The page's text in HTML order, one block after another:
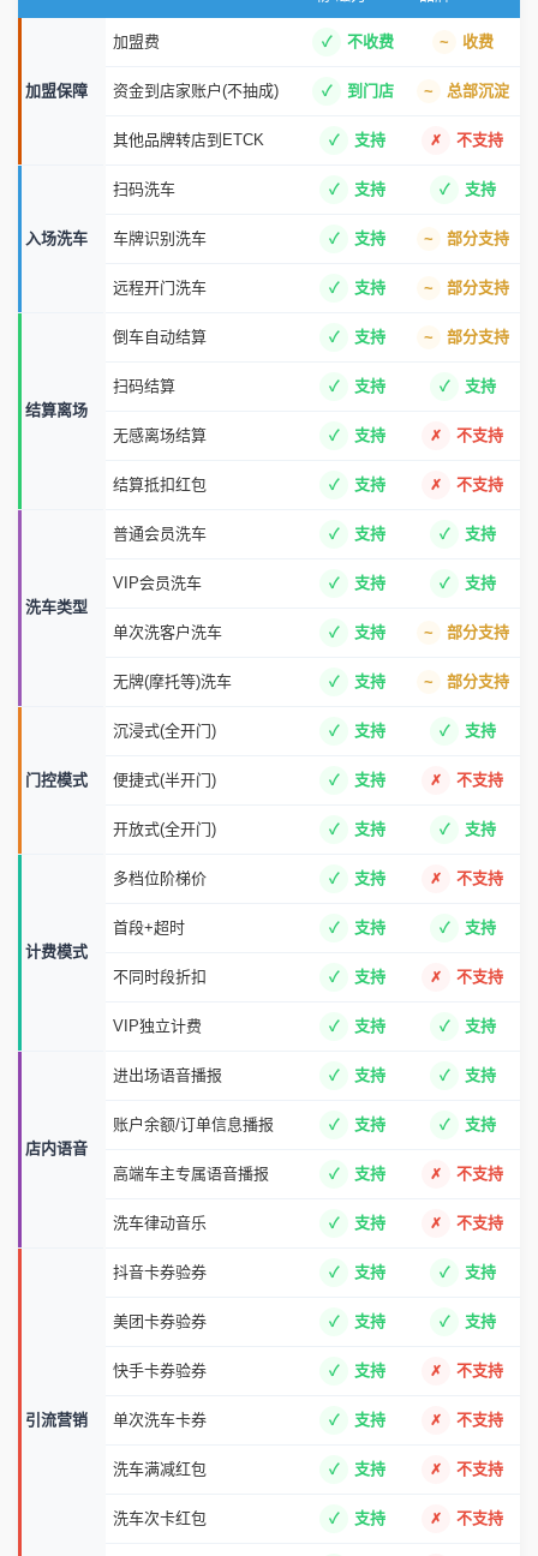
加盟保障
加盟费 不收费 收费
资金到店家账户(不抽成) 到门店 总部沉淀
其他品牌转店到ETCK 支持 不支持
入场洗车
扫码洗车 支持 支持
车牌识别洗车 支持 部分支持
远程开门洗车 支持 部分支持
结算离场
倒车自动结算 支持 部分支持
扫码结算 支持 支持
无感离场结算 支持 不支持
结算抵扣红包 支持 不支持
洗车类型
普通会员洗车 支持 支持
VIP会员洗车 支持 支持
单次洗客户洗车 支持 部分支持
无牌(摩托等)洗车 支持 部分支持
门控模式
沉浸式(全开门) 支持 支持
便捷式(半开门) 支持 不支持
开放式(全开门) 支持 支持
计费模式
多档位阶梯价 支持 不支持
首段+超时 支持 支持
不同时段折扣 支持 不支持
VIP独立计费 支持 支持
店内语音
进出场语音播报 支持 支持
账户余额/订单信息播报 支持 支持
高端车主专属语音播报 支持 不支持
洗车律动音乐 支持 不支持
引流营销
抖音卡券验券 支持 支持
美团卡券验券 支持 支持
快手卡券验券 支持 不支持
单次洗车卡券 支持 不支持
洗车满减红包 支持 不支持
洗车次卡红包 支持 不支持